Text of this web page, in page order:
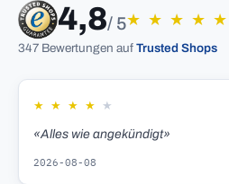
4,8/ 5★ ★ ★ ★ ★
347 Bewertungen auf Trusted Shops
★ ★ ★ ★ ★
«Alles wie angekündigt»
2026-08-08